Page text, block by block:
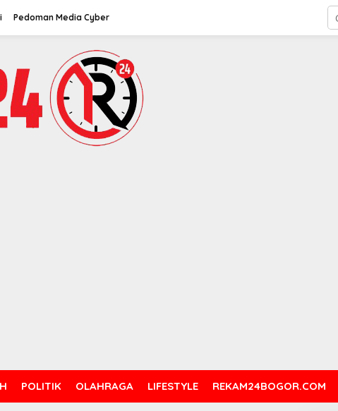
Pedoman Media Cyber
POLITIK OLAHRAGA LIFESTYLE REKAM24BOGOR.COM